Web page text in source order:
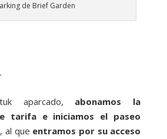
de Brief Garden
aparcado, abonamos la
tarifa e iniciamos el paseo
, al que entramos por su acceso